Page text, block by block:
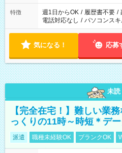
特徴 週1日からOK / 履歴書不要 /
電話対応なし / パソコンス
気になる！ 応募
未読
【完全在宅！】難しい業
っくりの11時～時短＊デ
派遣 職種未経験OK ブランクOK